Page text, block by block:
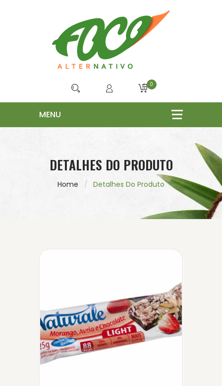
0
DETALHES DO PRODUTO
Home Detalhes Do Produto